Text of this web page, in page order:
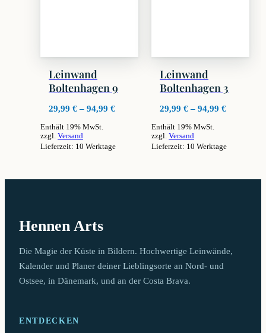
Leinwand
Boltenhagen 9
29,99 € – 94,99 €Preisspanne:
Enthält 19% MwSt.
zzgl. Versand
Lieferzeit: 10 Werktage
Die
können
auf
der
Produktseite
Leinwand
Boltenhagen 3
29,99 € – 94,99 €
Enthält 19% MwSt.
zzgl. Versand
Lieferzeit: 10 Werktage
können
der
Produktseite
Hennen Arts
Die Magie der Küste in Bildern. Hochwertige Leinwände,
Kalender und Planer deiner Lieblingsorte an Nord- und
Ostsee, in Dänemark, und an der Costa Brava.
ENTDECKEN